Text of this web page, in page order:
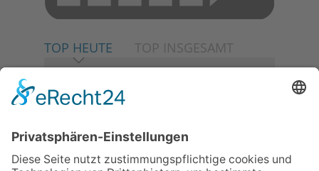
TOP HEUTE TOP INSGESAMT
06.08.2026
Baustellenführung führt auch in
die Zukunft der Stadt